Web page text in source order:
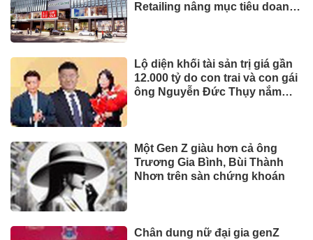
Retailing nâng mục tiêu doanh
Lộ diện khối tài sản trị giá gần
12.000 tỷ do con trai và con gái
ông Nguyễn Đức Thụy nắm
Một Gen Z giàu hơn cả ông
Trương Gia Bình, Bùi Thành
Nhơn trên sàn chứng khoán
Chân dung nữ đại gia genZ